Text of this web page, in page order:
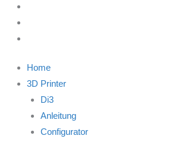
Home
3D Printer
Di3
Anleitung
Configurator